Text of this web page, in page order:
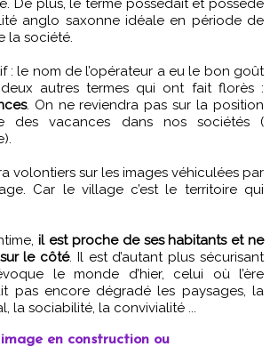
De plus, le terme possédait et possède
anglo saxonne idéale en période de
la société.
: le nom de l’opérateur a eu le bon goût
deux autres termes qui ont fait florès :
. On ne reviendra pas sur la position
des vacances dans nos sociétés (
volontiers sur les images véhiculées par
Car le village c’est le territoire qui
il est proche de ses habitants et ne
le côté. Il est d’autant plus sécurisant
le monde d’hier, celui où l’ère
pas encore dégradé les paysages, la
la sociabilité, la convivialité ...
en construction ou